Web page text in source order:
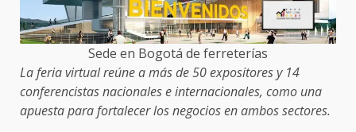
Sede en Bogotá de ferreterías
La feria virtual reúne a más de 50 expositores y 14
conferencistas nacionales e internacionales, como una
apuesta para fortalecer los negocios en ambos sectores.